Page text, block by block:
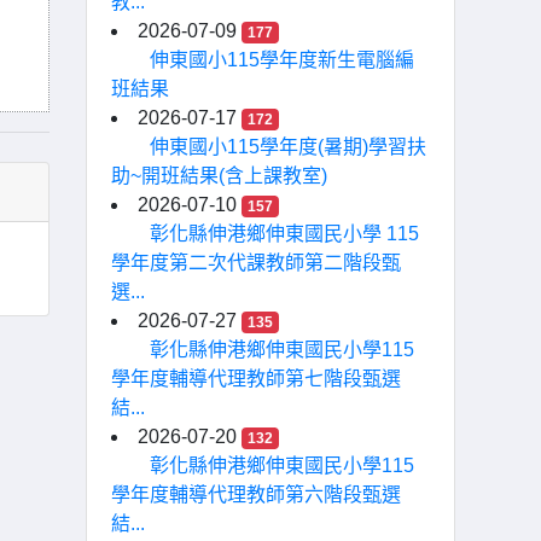
2026-07-09
177
伸東國小115學年度新生電腦編
班結果
2026-07-17
172
伸東國小115學年度(暑期)學習扶
助~開班結果(含上課教室)
2026-07-10
157
彰化縣伸港鄉伸東國民小學 115
學年度第二次代課教師第二階段甄
選...
2026-07-27
135
彰化縣伸港鄉伸東國民小學115
學年度輔導代理教師第七階段甄選
結...
2026-07-20
132
彰化縣伸港鄉伸東國民小學115
學年度輔導代理教師第六階段甄選
結...